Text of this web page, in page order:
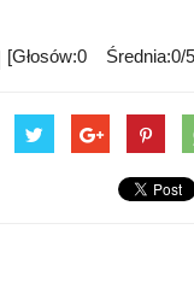
[Głosów:0 Średnia:0/